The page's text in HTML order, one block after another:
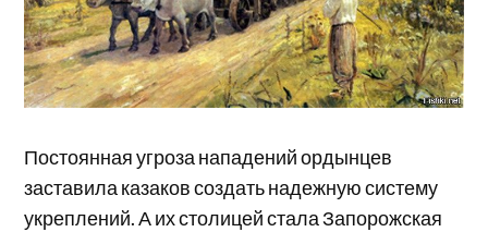
Постоянная угроза нападений ордынцев
заставила казаков создать надежную систему
укреплений. А их столицей стала Запорожская